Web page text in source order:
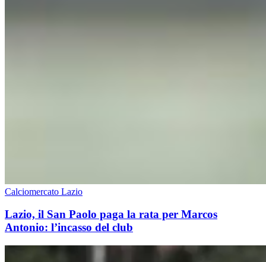
Calciomercato Lazio
Lazio, il San Paolo paga la rata per Marcos
Antonio: l’incasso del club